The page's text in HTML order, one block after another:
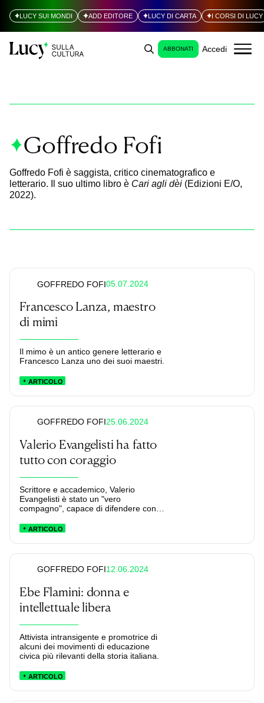
LUCY SUI MONDI ADD EDITORE LUCY DI CARTA I CORSI DI LUCY
ABBONATI Accedi
Goffredo Fofi
Goffredo Fofi è saggista, critico cinematografico e
letterario. Il suo ultimo libro è Cari agli dèi (Edizioni E/O,
2022).
GOFFREDO FOFI05.07.2024
Francesco Lanza, maestro
di mimi
Il mimo è un antico genere letterario e
Francesco Lanza uno dei suoi maestri.
ARTICOLO
GOFFREDO FOFI25.06.2024
Valerio Evangelisti ha fatto
tutto con coraggio
Scrittore e accademico, Valerio
Evangelisti è stato un "vero
compagno", capace di difendere con
ARTICOLO
GOFFREDO FOFI12.06.2024
Ebe Flamini: donna e
intellettuale libera
Attivista intransigente e promotrice di
alcuni dei movimenti di educazione
civica più rilevanti della storia italiana.
ARTICOLO